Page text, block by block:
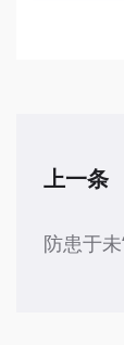
上一条
防患于